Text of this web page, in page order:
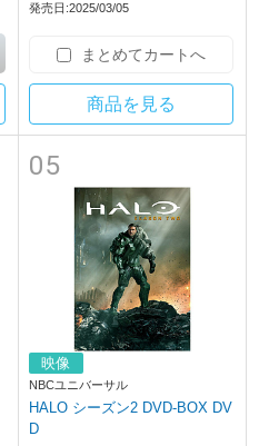
発売日:2025/03/05
まとめてカートへ
商品を見る
05
映像
NBCユニバーサル
HALO シーズン2 DVD-BOX DV
D